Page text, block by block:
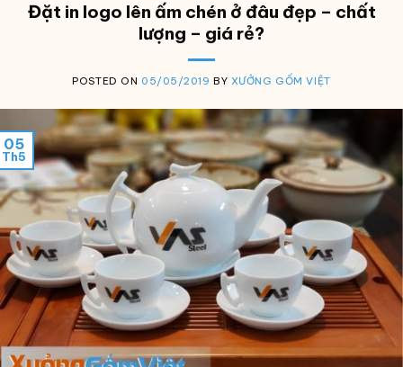
Đặt in logo lên ấm chén ở đâu đẹp – chất
lượng – giá rẻ?
POSTED ON 05/05/2019 BY XƯỞNG GỐM VIỆT
05
Th5